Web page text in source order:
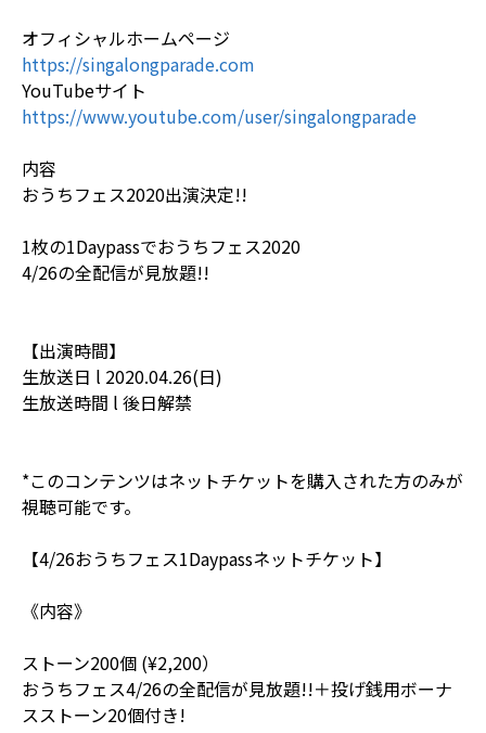
オフィシャルホームページ
https://singalongparade.com
YouTubeサイト
https://www.youtube.com/user/singalongparade
内容
おうちフェス2020出演決定!!
1枚の1Daypassでおうちフェス2020
4/26の全配信が見放題!!
【出演時間】
生放送日 l 2020.04.26(日)
生放送時間 l 後日解禁
*このコンテンツはネットチケットを購入された方のみが
視聴可能です。
【4/26おうちフェス1Daypassネットチケット】
《内容》
ストーン200個 (¥2,200）
おうちフェス4/26の全配信が見放題!!＋投げ銭用ボーナ
スストーン20個付き!